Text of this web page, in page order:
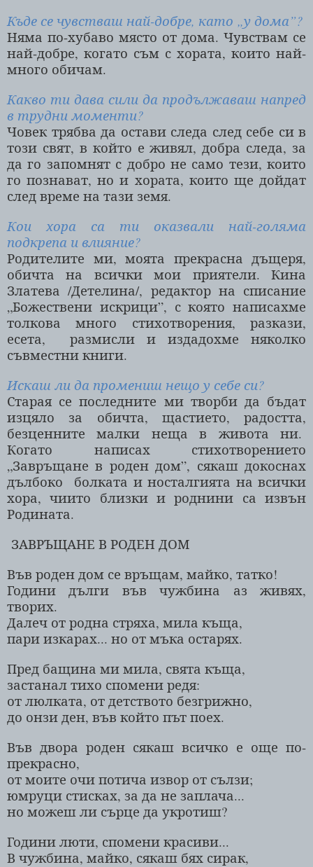
Къде се чувстваш най-добре, като „у дома”?
Няма по-хубаво място от дома. Чувствам се
най-добре, когато съм с хората, които най-
много обичам.
Какво ти дава сили да продължаваш напред
в трудни моменти?
Човек трябва да остави следа след себе си в
този свят, в който е живял, добра следа, за
да го запомнят с добро не само тези, които
го познават, но и хората, които ще дойдат
след време на тази земя.
Кои хора са ти оказвали най-голяма
подкрепа и влияние?
Родителите ми, моята прекрасна дъщеря,
обичта на всички мои приятели. Кина
Златева /Детелина/, редактор на списание
„Божествени искрици”, с която написахме
толкова много стихотворения, разкази,
есета,
размисли и издадохме няколко
съвместни книги.
Искаш ли да промениш нещо у себе си?
Старая се последните ми творби да бъдат
изцяло за обичта, щастието, радостта,
безценните малки неща в живота ни.
Когато написах стихотворението
„Завръщане в роден дом”, сякаш докоснах
дълбоко
болката и носталгията на всички
хора, чиито близки и роднини са извън
Родината.
ЗАВРЪЩАНЕ В РОДЕН ДОМ
Във роден дом се връщам, майко, татко!
Години дълги във чужбина аз живях,
творих.
Далеч от родна стряха, мила къща,
пари изкарах... но от мъка остарях.
Пред бащина ми мила, свята къща,
застанал тихо спомени редя:
от люлката, от детството безгрижно,
до онзи ден, във който път поех.
Във двора роден сякаш всичко е още по-
прекрасно,
от моите очи потича извор от сълзи;
юмруци стисках, за да не заплача...
но можеш ли сърце да укротиш?
Години люти, спомени красиви...
В чужбина, майко, сякаш бях сирак,